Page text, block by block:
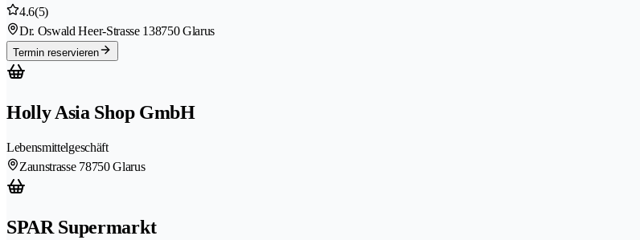
4.6(5)
Dr. Oswald Heer-Strasse 138750 Glarus
Termin reservieren
Holly Asia Shop GmbH
Lebensmittelgeschäft
Zaunstrasse 78750 Glarus
SPAR Supermarkt